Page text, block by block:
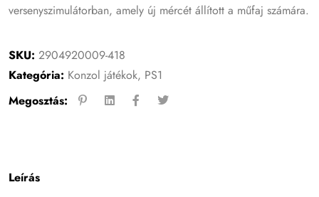
versenyszimulátorban, amely új mércét állított a műfaj számára.
SKU:2904920009-418
Kategória: Konzol játékok, PS1
Megosztás:
Leírás